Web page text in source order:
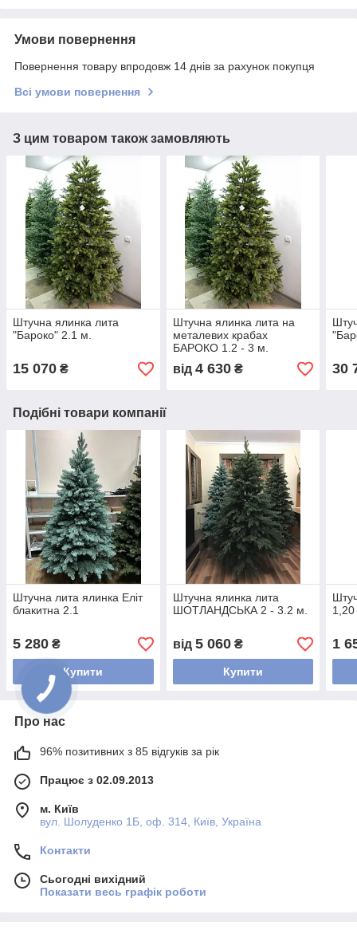
Умови повернення
Повернення товару впродовж 14 днів за рахунок покупця
Всі умови повернення
З цим товаром також замовляють
Штучна ялинка лита
"Бароко" 2.1 м.
15 070 ₴
Штучна ялинка лита на
металевих крабах
БАРОКО 1.2 - 3 м.
від 4 630₴ 30
Подібні товари компанії
Штучна лита ялинка Еліт
блакитна 2.1
5 280 ₴
Купити
Штучна ялинка лита
ШОТЛАНДСЬКА 2 - 3.2 м.
від 5 060₴
Купити
1
Про нас
96% позитивних з 85 відгуків за рік
Працює з 02.09.2013
м. Київ
вул. Шолуденко 1Б, оф. 314, Київ, Україна
Контакти
Сьогодні вихідний
Показати весь графік роботи